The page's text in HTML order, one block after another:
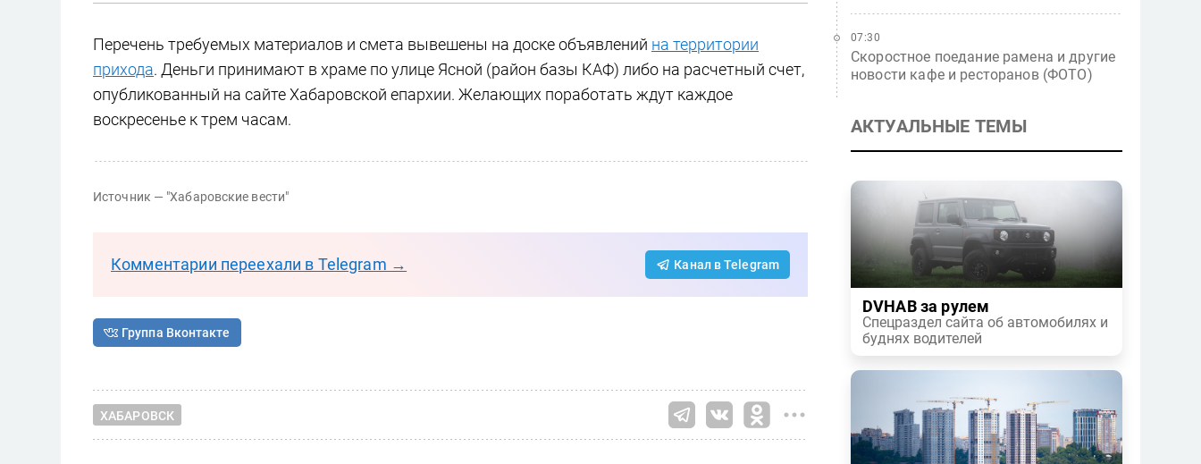
Перечень требуемых материалов и смета вывешены на доске объявлений на территории
прихода. Деньги принимают в храме по улице Ясной (район базы КАФ) либо на расчетный счет,
опубликованный на сайте Хабаровской епархии. Желающих поработать ждут каждое
воскресенье к трем часам.
Источник — "Хабаровские вести"
Комментарии переехали в Telegram → Канал в Telegram
Группа Вконтакте
ХАБАРОВСК
Скоростное поедание рамена и другие
новости кафе и ресторанов (ФОТО)
07:30
АКТУАЛЬНЫЕ ТЕМЫ
DVHAB за рулем
Спецраздел сайта об автомобилях и
буднях водителей